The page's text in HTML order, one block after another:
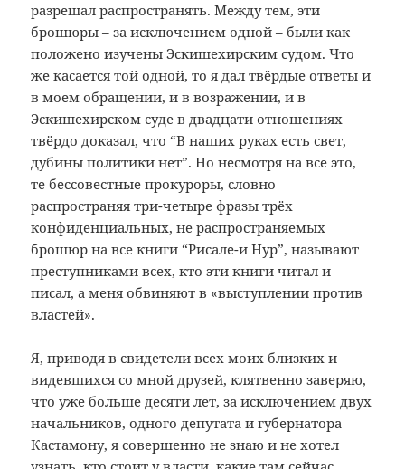
разрешал распространять. Между тем, эти
брошюры – за исключением одной – были как
положено изучены Эскишехирским судом. Что
же касается той одной, то я дал твёрдые ответы и
в моем обращении, и в возражении, и в
Эскишехирском суде в двадцати отношениях
твёрдо доказал, что “В наших руках есть свет,
дубины политики нет”. Но несмотря на все это,
те бессовестные прокуроры, словно
распространяя три-четыре фразы трёх
конфиденциальных, не распространяемых
брошюр на все книги “Рисале-и Нур”, называют
преступниками всех, кто эти книги читал и
писал, а меня обвиняют в «выступлении против
властей».
Я, приводя в свидетели всех моих близких и
видевшихся со мной друзей, клятвенно заверяю,
что уже больше десяти лет, за исключением двух
начальников, одного депутата и губернатора
Кастамону, я совершенно не знаю и не хотел